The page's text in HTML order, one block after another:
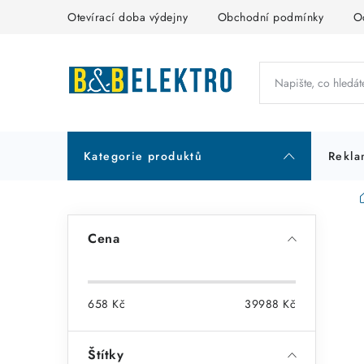
Otevírací doba výdejny Obchodní podmínky
Kategorie produktů
t
Cena
658 Kč 39988 Kč
Štítky